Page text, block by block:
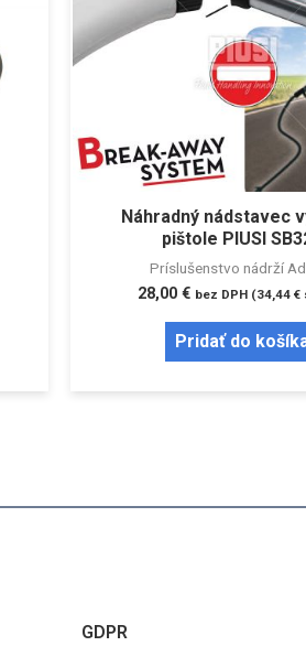
Náhradný nádstavec
pištole PIUSI
Príslušenstvo nádrží
28,00 € bez DPH (34,44 €
Pridať do
GDPR